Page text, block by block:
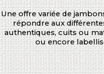
Une offre variée de
répondre aux
authentiques, cuits ou
ou encore